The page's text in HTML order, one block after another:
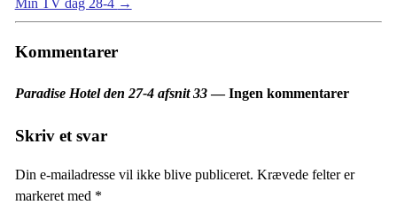
Min TV dag 28-4 →
Kommentarer
Paradise Hotel den 27-4 afsnit 33— Ingen kommentarer
Skriv et svar
Din e-mailadresse vil ikke blive publiceret. Krævede felter er
markeret med *